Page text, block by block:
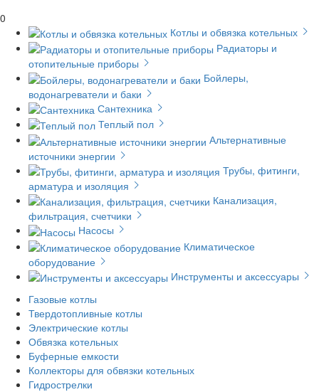
0
Котлы и обвязка котельных
Радиаторы и
отопительные приборы
Бойлеры,
водонагреватели и баки
Сантехника
Теплый пол
Альтернативные
источники энергии
Трубы, фитинги,
арматура и изоляция
Канализация,
фильтрация, счетчики
Насосы
Климатическое
оборудование
Инструменты и аксессуары
Газовые котлы
Твердотопливные котлы
Электрические котлы
Обвязка котельных
Буферные емкости
Коллекторы для обвязки котельных
Гидрострелки